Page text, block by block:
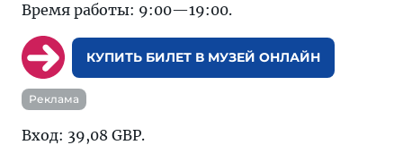
Время работы: 9:00—19:00.
КУПИТЬ БИЛЕТ В МУЗЕЙ ОНЛАЙН
Реклама
Вход: 39,08 GBP.